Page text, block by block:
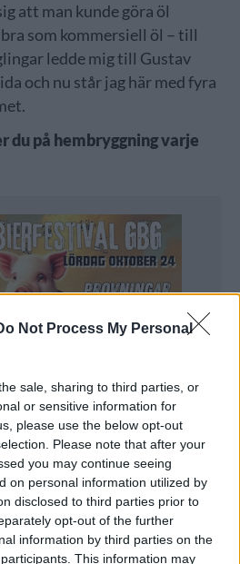
Not Process My Personal
sale, sharing to third parties, or
or sensitive information for
please use the below opt-out
Please note that after your
you may continue seeing
on personal information utilized by
disclosed to third parties prior to
opt-out of the further
information by third parties on the
This information may
att man kunde göra öl
som kommersiell öl – till
ledde mig till Gustav
och nu står jag här med fyra
du på hembryggning varje
att brygga. Det tar tid och det